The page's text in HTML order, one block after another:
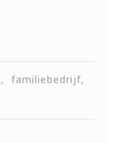
familiebedrijf